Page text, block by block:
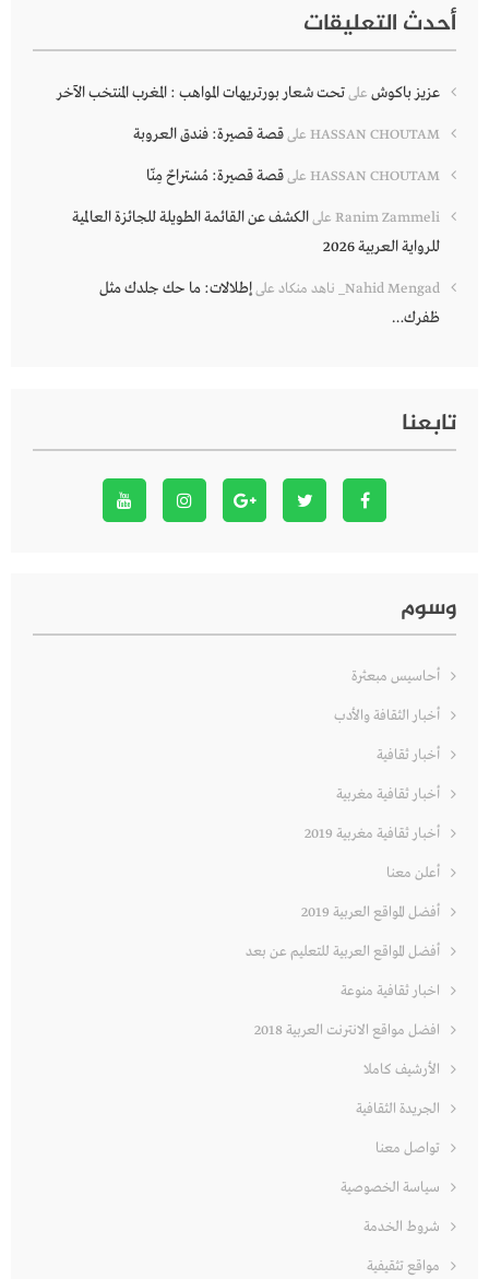
أحدث التعليقات
عزيز باكوش علىتحت شعار بورتريهات المواهب : المغرب المنتخب الآخر
HASSAN CHOUTAM علىقصة قصيرة: فندق العروبة
HASSAN CHOUTAM علىقصة قصيرة: مُسْتراحٌ مِنّا
Ranim Zammeli علىالكشف عن القائمة الطويلة للجائزة العالمية
للرواية العربية 2026
Nahid Mengad_ ناهد منكاد علىإطلالات: ما حك جلدك مثل
ظفرك…
تابعنا
وسوم
أحاسيس مبعثرة
أخبار الثقافة والأدب
أخبار ثقافية
أخبار ثقافية مغربية
أخبار ثقافية مغربية 2019
أعلن معنا
أفضل المواقع العربية 2019
أفضل المواقع العربية للتعليم عن بعد
اخبار ثقافية منوعة
افضل مواقع الانترنت العربية 2018
الأرشيف كاملا
الجريدة الثقافية
تواصل معنا
سياسة الخصوصية
شروط الخدمة
مواقع تثقيفية